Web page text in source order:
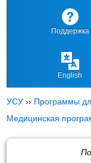
Поддержка
English
УСУ ›› Программы
Медицинская